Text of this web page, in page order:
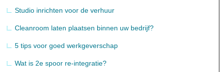
Studio inrichten voor de verhuur
Cleanroom laten plaatsen binnen uw bedrijf?
5 tips voor goed werkgeverschap
Wat is 2e spoor re-integratie?